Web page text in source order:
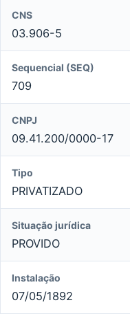
CNS
03.906-5
Sequencial (SEQ)
709
CNPJ
09.41.200/0000-17
Tipo
PRIVATIZADO
Situação jurídica
PROVIDO
Instalação
07/05/1892